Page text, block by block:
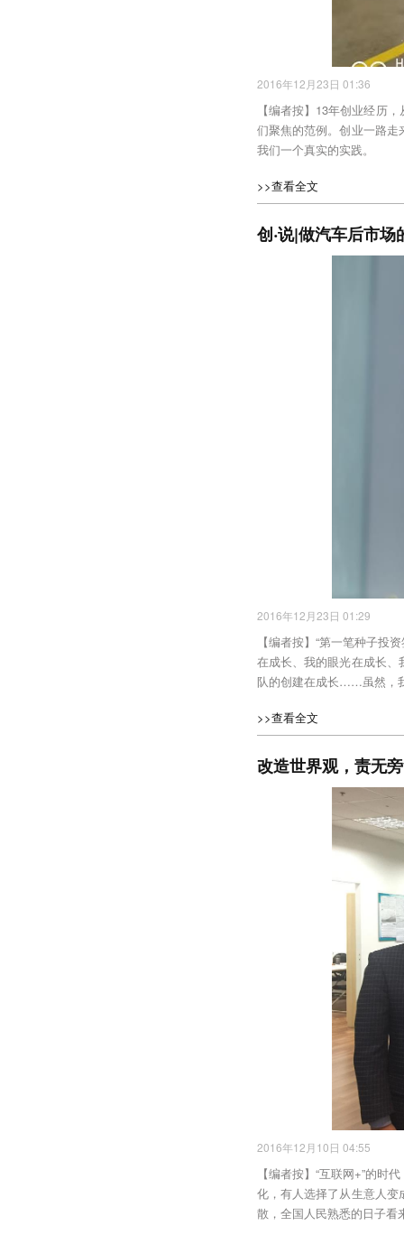
2016年12月23日 01:36
【编者按】13年创业经历
们聚焦的范例。创业一路
我们一个真实的实践。
>>查看全文
创‧说|做汽车后市
2016年12月23日 01:29
【编者按】“第一笔种子投
在成长、我的眼光在成长
队的创建在成长……虽然，
>>查看全文
改造世界观，责无
2016年12月10日 04:55
【编者按】“互联网+”的
化，有人选择了从生意人
散，全国人民熟悉的日子